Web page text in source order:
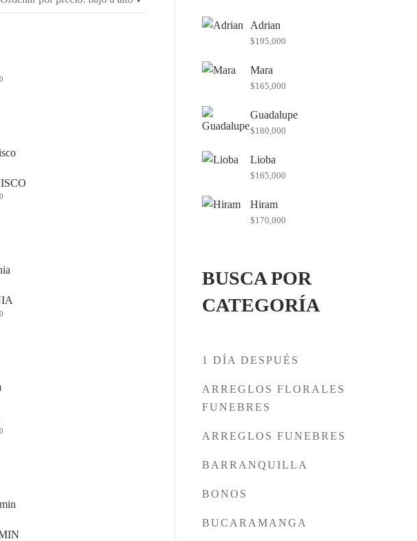
Adrian
$195,000
Mara
$165,000
Guadalupe
$180,000
Lioba
$165,000
Hiram
$170,000
BUSCA POR
CATEGORÍA
1 DÍA DESPUÉS
ARREGLOS FLORALES
FUNEBRES
ARREGLOS FUNEBRES
BARRANQUILLA
BONOS
BUCARAMANGA